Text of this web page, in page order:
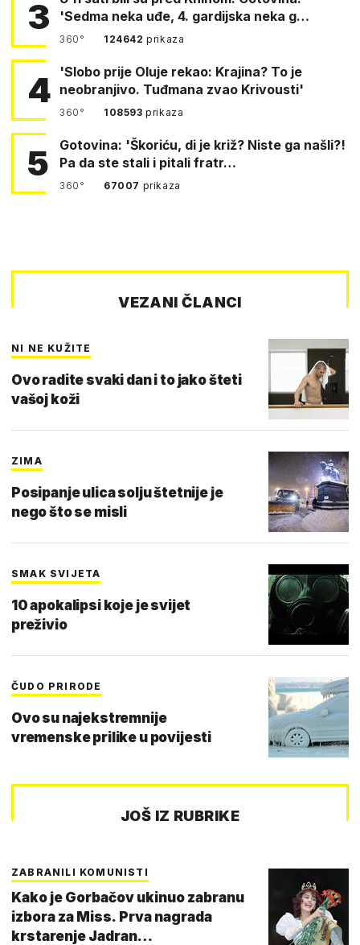
3
'Sedma neka uđe, 4. gardijska neka g…
360° 124642prikaza
4
'Slobo prije Oluje rekao: Krajina? To je
neobranjivo. Tuđmana zvao Krivousti'
360° 108593prikaza
5
Gotovina: 'Škoriću, di je križ? Niste ga našli?!
Pa da ste stali i pitali fratr…
360° 67007 prikaza
VEZANI ČLANCI
NI NE KUŽITE
Ovo radite svaki dan i to jako šteti
vašoj koži
ZIMA
Posipanje ulica solju štetnije je
nego što se misli
SMAK SVIJETA
10 apokalipsi koje je svijet
preživio
ČUDO PRIRODE
Ovo su najekstremnije
vremenske prilike u povijesti
JOŠ IZ RUBRIKE
ZABRANILI KOMUNISTI
Kako je Gorbačov ukinuo zabranu
izbora za Miss. Prva nagrada
krstarenje Jadran…